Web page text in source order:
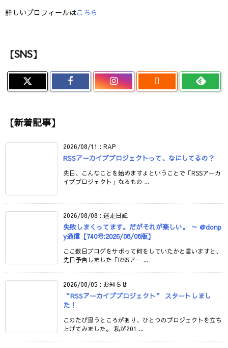
詳しいプロフィールはこちら
【SNS】

【新着記事】
2026/08/11 : RAP
RSSアーカイブプロジェクトって、なにしてるの？
先日、こんなことを始めますよということで「RSSアーカ
イブプロジェクト」なるもの ...
2026/08/08 : 迷走日記
失敗しまくってます。だがそれが楽しい。 ～ @donp
y通信【740号:2026/08/08版】
ここ数日ブログをサボって何をしていたかと言いますと、
先日予告しました「RSSアー ...
2026/08/05 : お知らせ
“RSSアーカイブプロジェクト” スタートしまし
た！
このたび思うところがあり、ひとつのプロジェクトを立ち
上げてみました。 私が201 ...